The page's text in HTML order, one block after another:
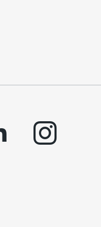
instagram